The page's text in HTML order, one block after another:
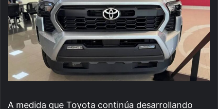
A medida que Toyota continúa desarrollando